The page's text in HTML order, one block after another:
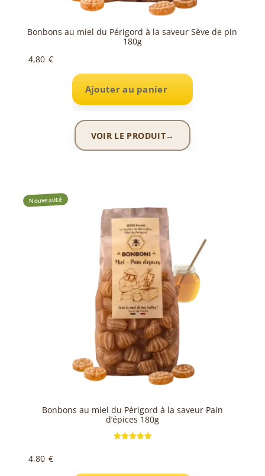
Bonbons au miel du Périgord à la saveur Sève de pin
180g
4,80 €
Ajouter au panier
VOIR LE PRODUIT
Nouveauté
Bonbons au miel du Périgord à la saveur Pain
d’épices 180g
4,80 €